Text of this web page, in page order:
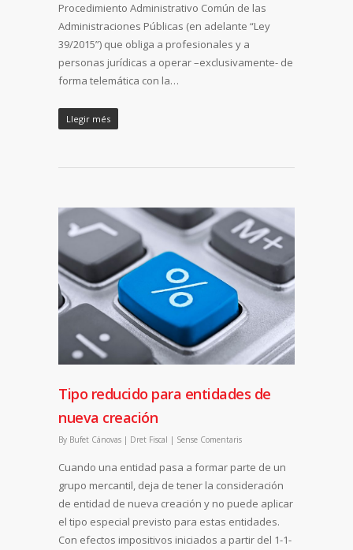
Procedimiento Administrativo Común de las
Administraciones Públicas (en adelante “Ley
39/2015”) que obliga a profesionales y a
personas jurídicas a operar –exclusivamente- de
forma telemática con la…
Llegir més
Tipo reducido para entidades de
nueva creación
By Bufet Cánovas | Dret Fiscal | Sense Comentaris
Cuando una entidad pasa a formar parte de un
grupo mercantil, deja de tener la consideración
de entidad de nueva creación y no puede aplicar
el tipo especial previsto para estas entidades.
Con efectos impositivos iniciados a partir del 1-1-